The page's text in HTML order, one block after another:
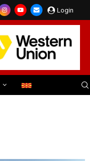
Login